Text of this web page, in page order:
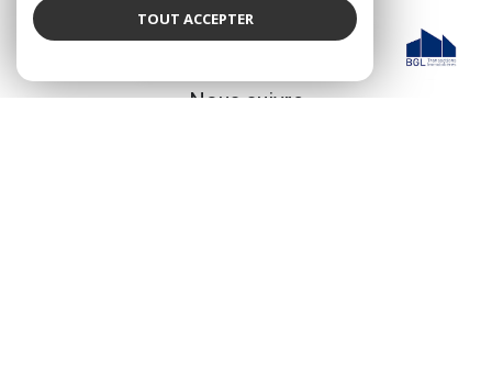
BGL Transactions Immobilières
Nous suivre
TOUT ACCEPTER